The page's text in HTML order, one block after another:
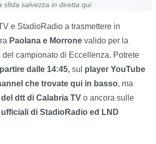
sfida salvezza in diretta qui
e StadioRadio a trasmettere in
Paolana e Morrone valido per la
campionato di Eccellenza. Potrete
dalle 14:45, sul player YouTube
che trovate qui in basso, ma
dtt di Calabria TV o ancora sulle
di StadioRadio ed LND